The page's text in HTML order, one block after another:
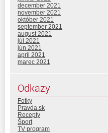
december 2021
november 2021
október 2021
september 2021
august 2021
júl 2021
jún 2021
apríl 2021
marec 2021
Odkazy
Fotky
Pravda.sk
Recepty
Šport
TV program